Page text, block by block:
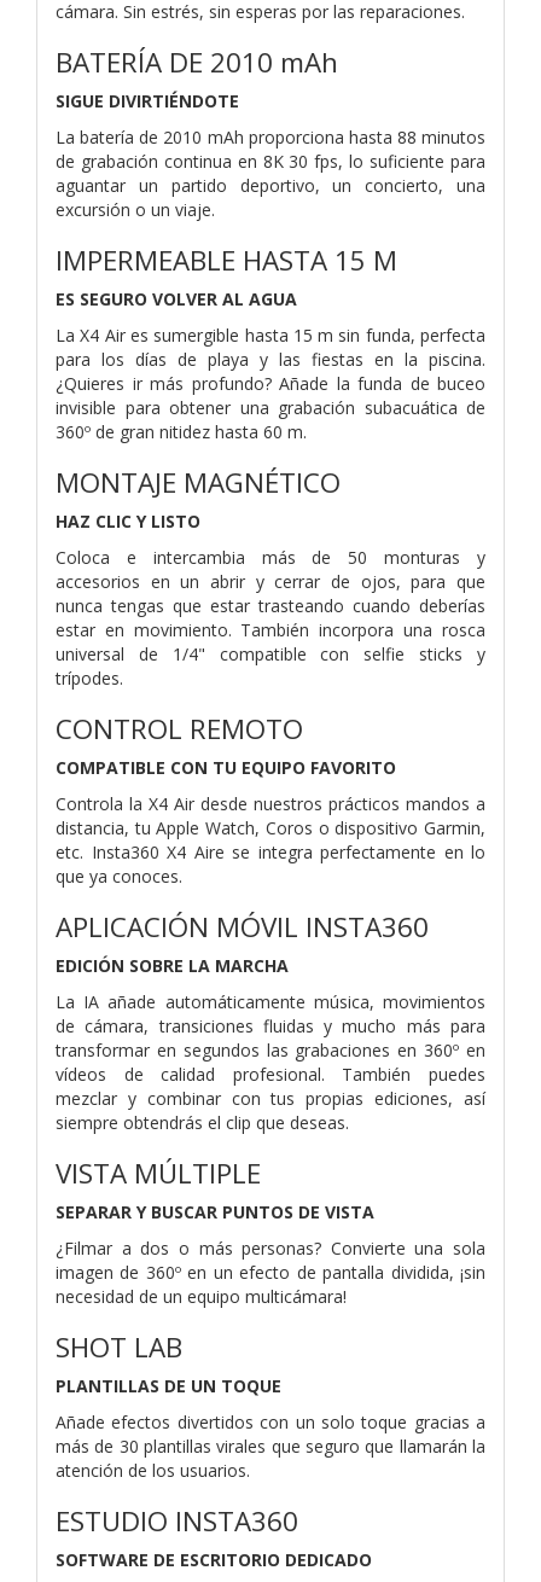
cámara. Sin estrés, sin esperas por las reparaciones.
BATERÍA DE 2010 mAh
SIGUE DIVIRTIÉNDOTE
La batería de 2010 mAh proporciona hasta 88 minutos
de grabación continua en 8K 30 fps, lo suficiente para
aguantar un partido deportivo, un concierto, una
excursión o un viaje.
IMPERMEABLE HASTA 15 M
ES SEGURO VOLVER AL AGUA
La X4 Air es sumergible hasta 15 m sin funda, perfecta
para los días de playa y las fiestas en la piscina.
¿Quieres ir más profundo? Añade la funda de buceo
invisible para obtener una grabación subacuática de
360º de gran nitidez hasta 60 m.
MONTAJE MAGNÉTICO
HAZ CLIC Y LISTO
Coloca e intercambia más de 50 monturas y
accesorios en un abrir y cerrar de ojos, para que
nunca tengas que estar trasteando cuando deberías
estar en movimiento. También incorpora una rosca
universal de 1/4" compatible con selfie sticks y
trípodes.
CONTROL REMOTO
COMPATIBLE CON TU EQUIPO FAVORITO
Controla la X4 Air desde nuestros prácticos mandos a
distancia, tu Apple Watch, Coros o dispositivo Garmin,
etc. Insta360 X4 Aire se integra perfectamente en lo
que ya conoces.
APLICACIÓN MÓVIL INSTA360
EDICIÓN SOBRE LA MARCHA
La IA añade automáticamente música, movimientos
de cámara, transiciones fluidas y mucho más para
transformar en segundos las grabaciones en 360º en
vídeos de calidad profesional. También puedes
mezclar y combinar con tus propias ediciones, así
siempre obtendrás el clip que deseas.
VISTA MÚLTIPLE
SEPARAR Y BUSCAR PUNTOS DE VISTA
¿Filmar a dos o más personas? Convierte una sola
imagen de 360º en un efecto de pantalla dividida, ¡sin
necesidad de un equipo multicámara!
SHOT LAB
PLANTILLAS DE UN TOQUE
Añade efectos divertidos con un solo toque gracias a
más de 30 plantillas virales que seguro que llamarán la
atención de los usuarios.
ESTUDIO INSTA360
SOFTWARE DE ESCRITORIO DEDICADO